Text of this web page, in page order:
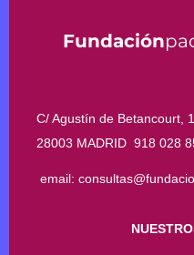
Fundación
C/ Agustín de Betancourt,
28003 MADRID 918 028
email: